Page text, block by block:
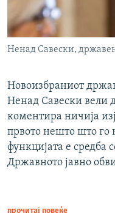
Ненад Савески,
Новоизбраниот
Ненад Савески вели
коментира ничија
првото нешто што го
функцијата е средба
Државното јавно
прочитај повеќе